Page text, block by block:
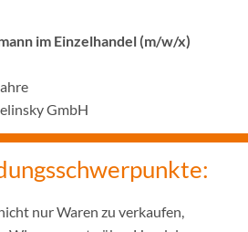
im Einzelhandel (m/w/x)
GmbH
nur Waren zu verkaufen,